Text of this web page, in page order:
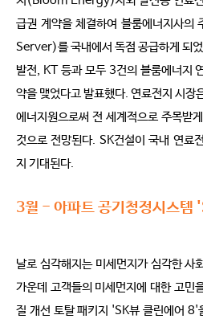
급권 계약을 체결하여 블룸에너지사
Server)를 국내에서 독점 공급하게 되
발전, KT 등과 모두 3건의 블룸에너지
약을 맺었다고 발표했다. 연료전지 시장
에너지원으로써 전 세계적으로 주목받
것으로 전망된다. SK건설이 국내 연료
지 기대된다.
3월 - 아파트 공기청정시스템
날로 심각해지는 미세먼지가 심각한 사
가운데 고객들의 미세먼지에 대한 고민
질 개선 토탈 패키지 'SK뷰 클린에어 8'